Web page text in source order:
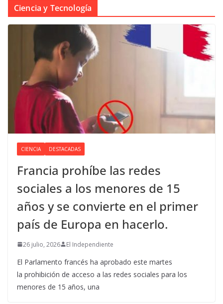
Ciencia y Tecnología
CIENCIA DESTACADAS
Francia prohíbe las redes
sociales a los menores de 15
años y se convierte en el primer
país de Europa en hacerlo.
26 julio, 2026 El Independiente
El Parlamento francés ha aprobado este martes
la prohibición de acceso a las redes sociales para los
menores de 15 años, una